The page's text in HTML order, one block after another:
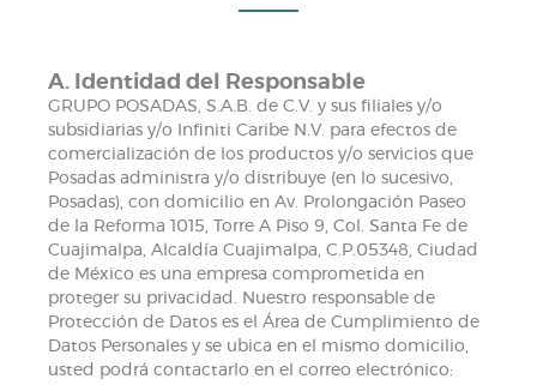
A. Identidad del Responsable
GRUPO POSADAS, S.A.B. de C.V. y sus filiales y/o
subsidiarias y/o Infiniti Caribe N.V. para efectos de
comercialización de los productos y/o servicios que
Posadas administra y/o distribuye (en lo sucesivo,
Posadas), con domicilio en Av. Prolongación Paseo
de la Reforma 1015, Torre A Piso 9, Col. Santa Fe de
Cuajimalpa, Alcaldía Cuajimalpa, C.P.05348, Ciudad
de México es una empresa comprometida en
proteger su privacidad. Nuestro responsable de
Protección de Datos es el Área de Cumplimiento de
Datos Personales y se ubica en el mismo domicilio,
usted podrá contactarlo en el correo electrónico: